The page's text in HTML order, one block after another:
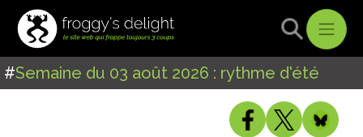
#Semaine du 03 août 2026 : rythme d'été